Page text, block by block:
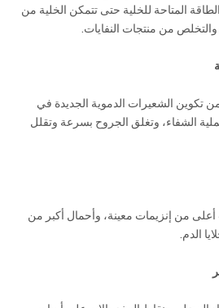
المتاحة للخلية حتى تتمكن الخلية من
من منتجات النفايات.
تكوين الشعيرات الدموية الجديدة في
الشفاء، وتغلق الجروح بسرعة وتقلل
أعلى من إنزيمات معينة، وأحمال أكبر من
الدم.